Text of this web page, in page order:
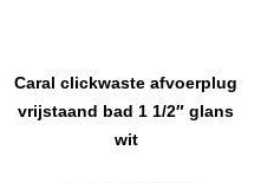
Caral clickwaste afvoerplug
vrijstaand bad 1 1/2″ glans
wit